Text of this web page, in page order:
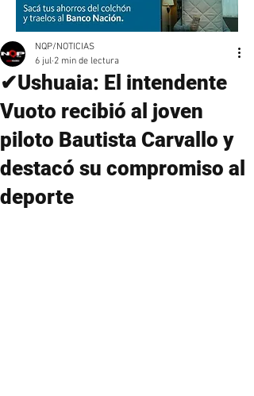
✔Ushuaia: El intendente
Vuoto recibió al joven
piloto Bautista Carvallo y
destacó su compromiso al
deporte
NQP/NOTICIAS
6 jul 2 min de lectura